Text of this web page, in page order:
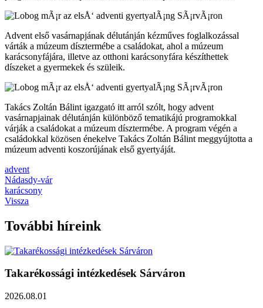
Advent első vasárnapjának délutánján kézműves foglalkozással
várták a múzeum dísztermébe a családokat, ahol a múzeum
karácsonyfájára, illetve az otthoni karácsonyfára készíthettek
díszeket a gyermekek és szüleik.
Takács Zoltán Bálint igazgató itt arról szólt, hogy advent
vasárnapjainak délutánján különböző tematikájú programokkal
várják a családokat a múzeum dísztermébe. A program végén a
családokkal közösen énekelve Takács Zoltán Bálint meggyújtotta a
múzeum adventi koszorújának első gyertyáját.
advent
Nádasdy-vár
karácsony
Vissza
További híreink
Takarékossági intézkedések Sárváron
2026.08.01